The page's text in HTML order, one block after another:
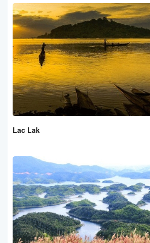
Lac Lak